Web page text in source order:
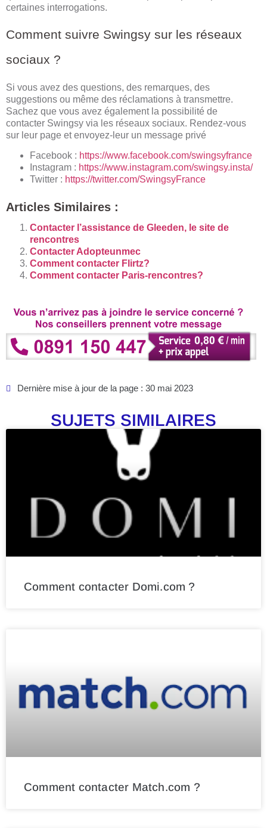
certaines interrogations.
Comment suivre Swingsy sur les réseaux
sociaux ?
Si vous avez des questions, des remarques, des
suggestions ou même des réclamations à transmettre.
Sachez que vous avez également la possibilité de
contacter Swingsy via les réseaux sociaux. Rendez-vous
sur leur page et envoyez-leur un message privé
Facebook : https://www.facebook.com/swingsyfrance
Instagram : https://www.instagram.com/swingsy.insta/
Twitter : https://twitter.com/SwingsyFrance
Articles Similaires :
Contacter l’assistance de Gleeden, le site de
rencontres
Contacter Adopteunmec
Comment contacter Flirtz?
Comment contacter Paris-rencontres?
Dernière mise à jour de la page : 30 mai 2023
SUJETS SIMILAIRES
Comment contacter Domi.com ?
Comment contacter Match.com ?